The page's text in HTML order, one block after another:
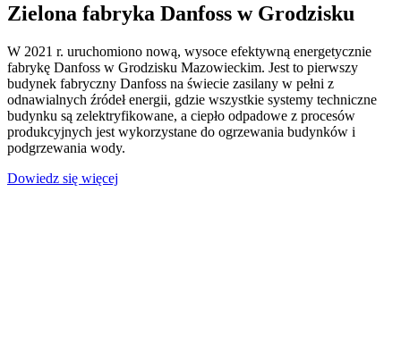
Zielona fabryka Danfoss w Grodzisku
W 2021 r. uruchomiono nową, wysoce efektywną energetycznie
fabrykę Danfoss w Grodzisku Mazowieckim. Jest to pierwszy
budynek fabryczny Danfoss na świecie zasilany w pełni z
odnawialnych źródeł energii, gdzie wszystkie systemy techniczne
budynku są zelektryfikowane, a ciepło odpadowe z procesów
produkcyjnych jest wykorzystane do ogrzewania budynków i
podgrzewania wody.
Dowiedz się więcej